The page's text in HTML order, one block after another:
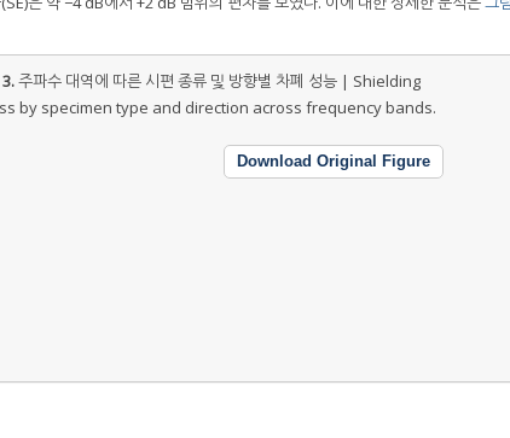
주파수 대역에 따른 시편 종류 및 방향별 차폐 성능 | Shielding
by specimen type and direction across frequency bands.
Download Original Figure